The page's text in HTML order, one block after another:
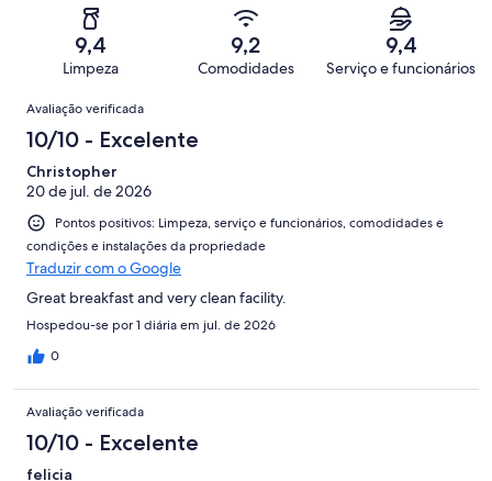
avaliações
avaliações
1223
avaliações
9,4
Limpeza
9,2
Comodidades
9,4
Serviço e funcionários
Avaliações
Avaliação verificada
10/10 - Excelente
Christopher
20 de jul. de 2026
Pontos positivos: Limpeza, serviço e funcionários, comodidades e
condições e instalações da propriedade
Traduzir com o Google
Great breakfast and very clean facility.
Hospedou-se por 1 diária em jul. de 2026
0
Avaliação verificada
10/10 - Excelente
felicia